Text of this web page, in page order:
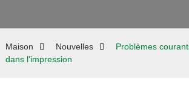
Maison Nouvelles
Problèmes
dans l'impression